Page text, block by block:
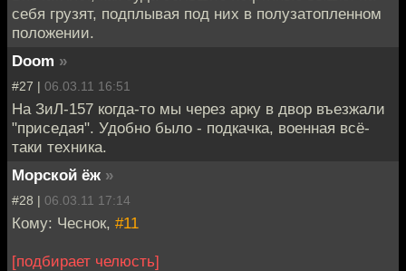
себя грузят, подплывая под них в полузатопленном
положении.
Doom »
#27 | 06.03.11 16:51
На ЗиЛ-157 когда-то мы через арку в двор въезжали
"приседая". Удобно было - подкачка, военная всё-
таки техника.
Морской ёж »
#28 | 06.03.11 17:14
Кому: Чеснок, #11
[подбирает челюсть]